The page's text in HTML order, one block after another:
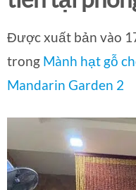
Được xuất bản vào
trong Mành hạt gỗ
Mandarin Garden 2